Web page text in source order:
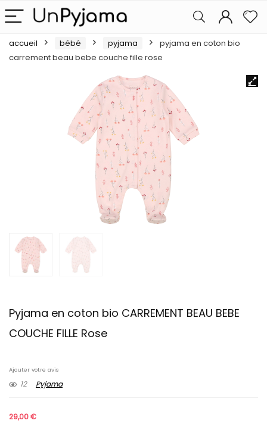
accueil bébé pyjama
pyjama en coton bio
carrement beau bebe couche fille rose
Pyjama en coton bio CARREMENT BEAU BEBE
COUCHE FILLE Rose
Ajouter votre avis
12 Pyjama
29,00€